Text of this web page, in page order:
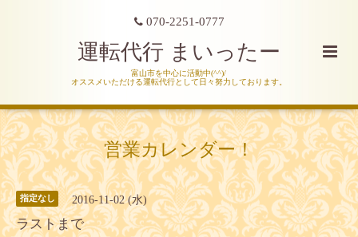
070-2251-0777
運転代行 まいったー
富山市を中心に活動中(^^)/
オススメいただける運転代行として日々努力しております。
営業カレンダー！
指定なし 2016-11-02 (水)
ラストまで